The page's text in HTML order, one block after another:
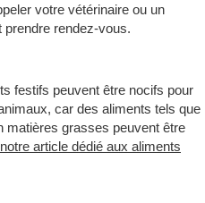
votre vétérinaire ou un
prendre rendez-vous.
festifs peuvent être nocifs pour
car des aliments tels que
matières grasses peuvent être
notre article dédié aux aliments